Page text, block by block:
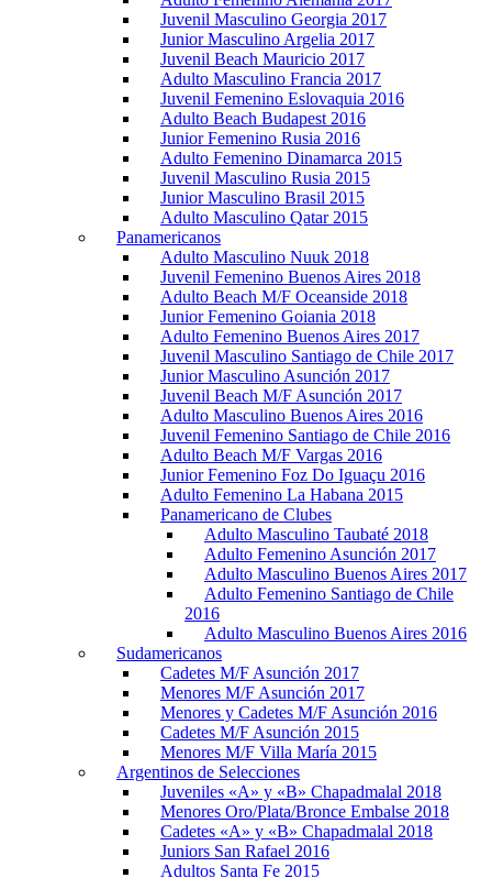
Juvenil Masculino Georgia 2017
Junior Masculino Argelia 2017
Juvenil Beach Mauricio 2017
Adulto Masculino Francia 2017
Juvenil Femenino Eslovaquia 2016
Adulto Beach Budapest 2016
Junior Femenino Rusia 2016
Adulto Femenino Dinamarca 2015
Juvenil Masculino Rusia 2015
Junior Masculino Brasil 2015
Adulto Masculino Qatar 2015
Panamericanos
Adulto Masculino Nuuk 2018
Juvenil Femenino Buenos Aires 2018
Adulto Beach M/F Oceanside 2018
Junior Femenino Goiania 2018
Adulto Femenino Buenos Aires 2017
Juvenil Masculino Santiago de Chile 2017
Junior Masculino Asunción 2017
Juvenil Beach M/F Asunción 2017
Adulto Masculino Buenos Aires 2016
Juvenil Femenino Santiago de Chile 2016
Adulto Beach M/F Vargas 2016
Junior Femenino Foz Do Iguaçu 2016
Adulto Femenino La Habana 2015
Panamericano de Clubes
Adulto Masculino Taubaté 2018
Adulto Femenino Asunción 2017
Adulto Masculino Buenos Aires 2017
Adulto Femenino Santiago de Chile
2016
Adulto Masculino Buenos Aires 2016
Sudamericanos
Cadetes M/F Asunción 2017
Menores M/F Asunción 2017
Menores y Cadetes M/F Asunción 2016
Cadetes M/F Asunción 2015
Menores M/F Villa María 2015
Argentinos de Selecciones
Juveniles «A» y «B» Chapadmalal 2018
Menores Oro/Plata/Bronce Embalse 2018
Cadetes «A» y «B» Chapadmalal 2018
Juniors San Rafael 2016
Adultos Santa Fe 2015